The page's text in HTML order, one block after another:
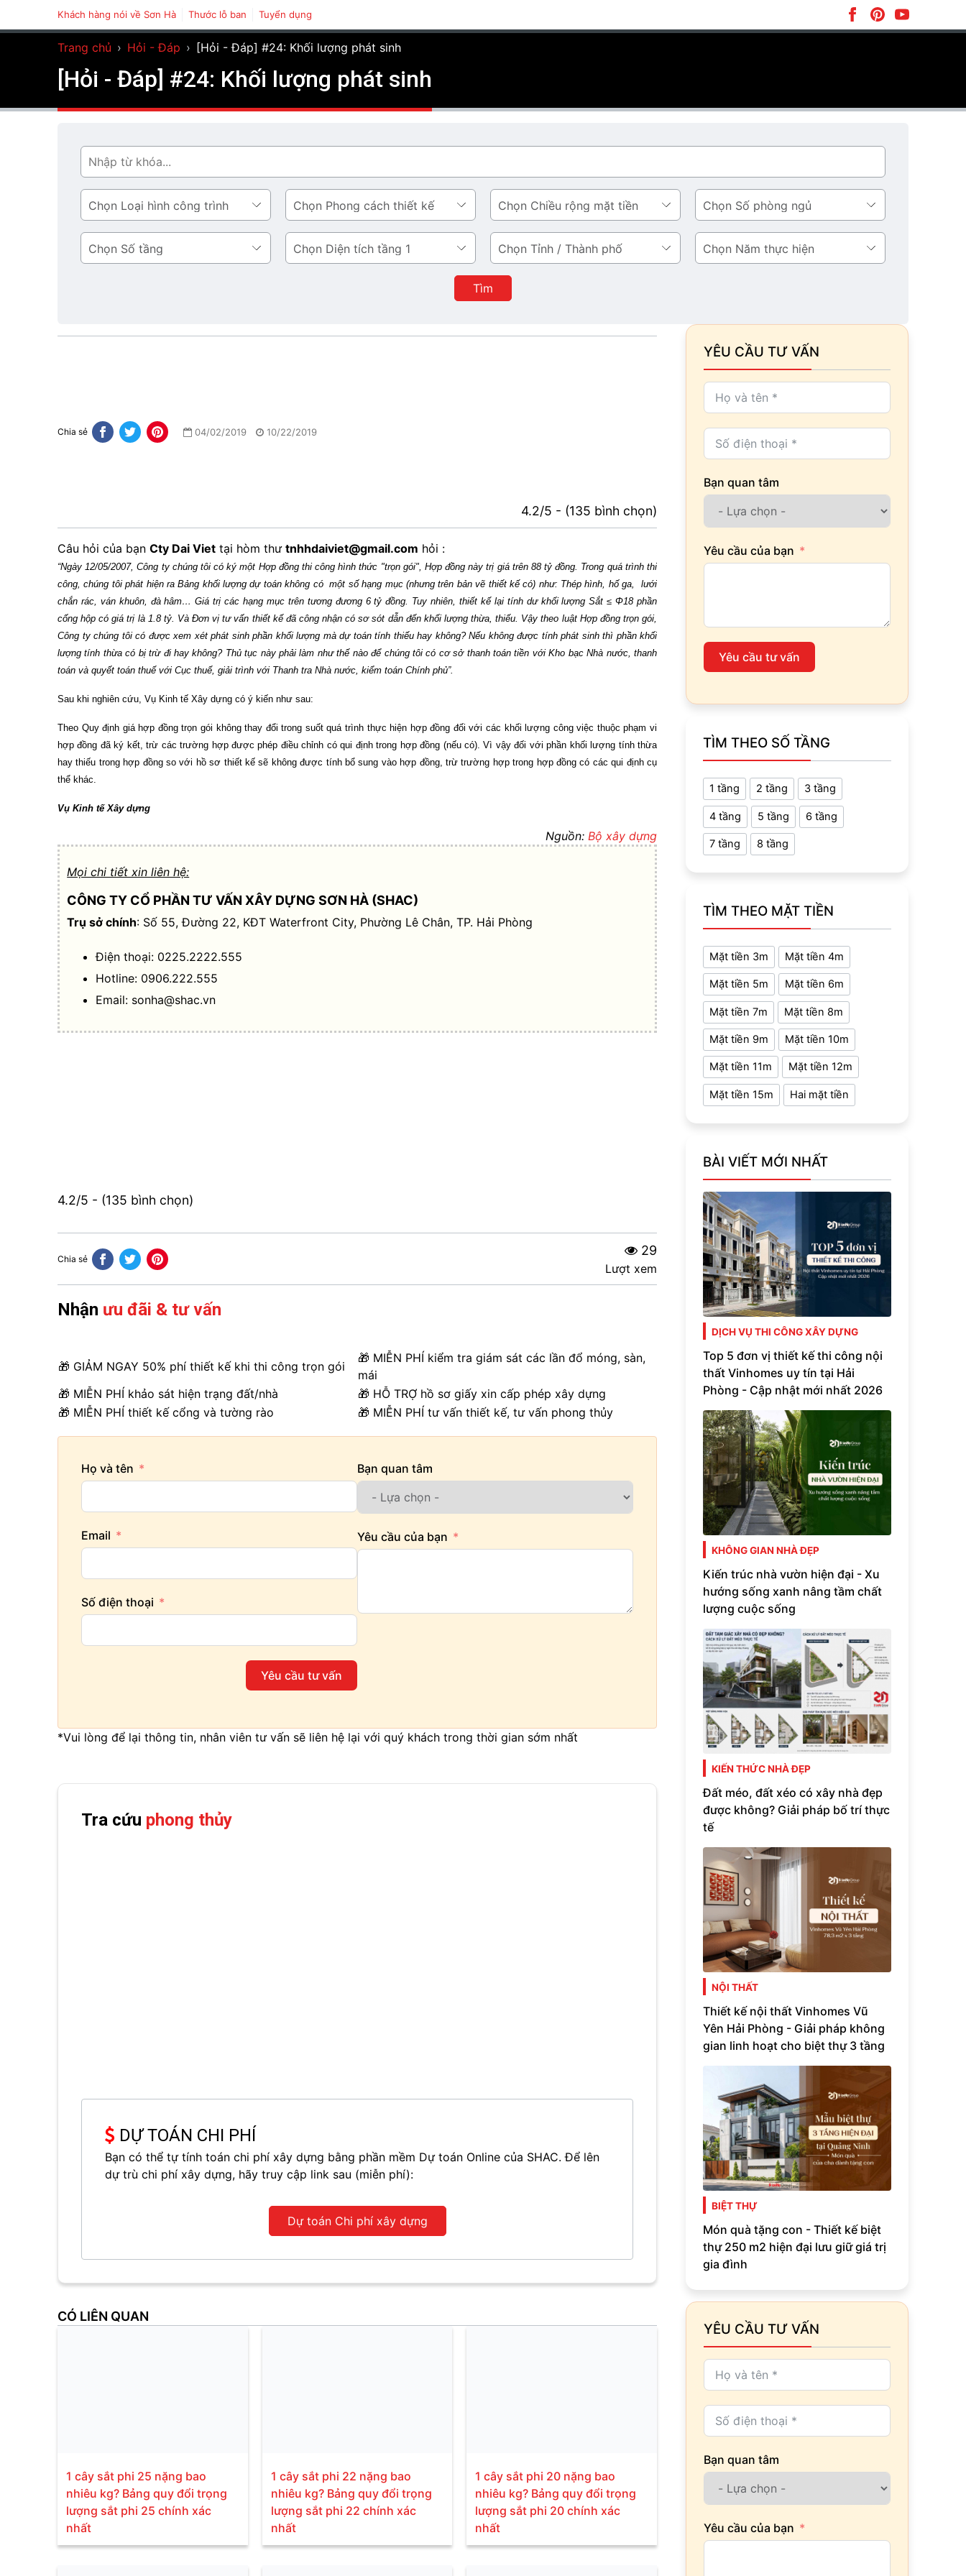
Khách hàng nói về Sơn Hà Thước lỗ ban Tuyển dụng
Trang chủ › Hỏi - Đáp › [Hỏi - Đáp] #24: Khối lượng phát sinh
[Hỏi - Đáp] #24: Khối lượng phát sinh
Tìm
Loại
hình
công
trình
Phong
cách
thiết
kế
Chiều
rộng
mặt
tiền
Số
phòng
ngủ
Số
tầng
Diện
tích
Tỉnh
/
Thành
phố
Năm
thực
Tìm
Chia sẻ 04/02/2019 10/22/2019
4.2/5 - (135 bình chọn)
Câu hỏi của bạn Cty Dai Viet tại hòm thư tnhhdaiviet@gmail.com hỏi :
“Ngày 12/05/2007, Công ty chúng tôi có ký một Hợp đồng thi công hình thức "trọn gói", Hợp đồng này trị giá trên 88 tỷ đồng. Trong quá trình thi
công, chúng tôi phát hiện ra Bảng khối lượng dự toán không có một số hạng mục (nhưng trên bản vẽ thiết kế có) như: Thép hình, hố ga, lưới
chắn rác, ván khuôn, đà hâm… Giá trị các hạng mục trên tương đương 6 tỷ đồng. Tuy nhiên, thiết kế lại tính dư khối lượng Sắt ≤ Φ18 phần
cống hộp có giá trị là 1.8 tỷ. Và Đơn vị tư vấn thiết kế đã công nhận có sơ sót dẫn đến khối lượng thừa, thiếu. Vậy theo luật Hợp đồng trọn gói,
Công ty chúng tôi có được xem xét phát sinh phần khối lượng mà dự toán tính thiếu hay không? Nếu không được tính phát sinh thì phần khối
lượng tính thừa có bị trừ đi hay không? Thủ tục này phải làm như thế nào để chúng tôi có cơ sở thanh toán tiền với Kho bạc Nhà nước, thanh
toán và quyết toán thuế với Cục thuế, giải trình với Thanh tra Nhà nước, kiểm toán Chính phủ”.
Sau khi nghiên cứu, Vụ Kinh tế Xây dựng có ý kiến như sau:
Theo Quy định giá hợp đồng trọn gói không thay đổi trong suốt quá trình thực hiện hợp đồng đối với các khối lượng công việc thuộc phạm vi
hợp đồng đã ký kết, trừ các trường hợp được phép điều chỉnh có qui định trong hợp đồng (nếu có). Vì vậy đối với phần khối lượng tính thừa
hay thiếu trong hợp đồng so với hồ sơ thiết kế sẽ không được tính bổ sung vào hợp đồng, trừ trường hợp trong hợp đồng có các qui định cụ
thể khác.
Vụ Kinh tế Xây dựng
Nguồn: Bộ xây dựng
Mọi chi tiết xin liên hệ:
CÔNG TY CỔ PHẦN TƯ VẤN XÂY DỰNG SƠN HÀ (SHAC)
Trụ sở chính: Số 55, Đường 22, KĐT Waterfront City, Phường Lê Chân, TP. Hải Phòng
Điện thoại: 0225.2222.555
Hotline: 0906.222.555
Email: sonha@shac.vn
4.2/5 - (135 bình chọn)
Chia sẻ
29
Lượt xem
Nhận ưu đãi & tư vấn
🎁 GIẢM NGAY 50% phí thiết kế khi thi công trọn gói
🎁 MIỄN PHÍ kiểm tra giám sát các lần đổ móng, sàn,
mái
🎁 MIỄN PHÍ khảo sát hiện trạng đất/nhà
🎁 HỖ TRỢ hồ sơ giấy xin cấp phép xây dựng
🎁 MIỄN PHÍ thiết kế cổng và tường rào
🎁 MIỄN PHÍ tư vấn thiết kế, tư vấn phong thủy
Họ và tên
Email
Số điện thoại
Yêu cầu tư vấn
Bạn quan tâm
Yêu cầu của bạn
*Vui lòng để lại thông tin, nhân viên tư vấn sẽ liên hệ lại với quý khách trong thời gian sớm nhất
Tra cứu phong thủy
DỰ TOÁN CHI PHÍ
Bạn có thể tự tính toán chi phí xây dựng bằng phần mềm Dự toán Online của SHAC. Để lên
dự trù chi phí xây dựng, hãy truy cập link sau (miễn phí):
Dự toán Chi phí xây dựng
CÓ LIÊN QUAN
1 cây sắt phi 25 nặng bao
nhiêu kg? Bảng quy đổi trọng
lượng sắt phi 25 chính xác
nhất
1 cây sắt phi 22 nặng bao
nhiêu kg? Bảng quy đổi trọng
lượng sắt phi 22 chính xác
nhất
1 cây sắt phi 20 nặng bao
nhiêu kg? Bảng quy đổi trọng
lượng sắt phi 20 chính xác
nhất
YÊU CẦU TƯ VẤN
Bạn quan tâm
Yêu cầu của bạn
Yêu cầu tư vấn
TÌM THEO SỐ TẦNG
1 tầng 2 tầng 3 tầng
4 tầng 5 tầng 6 tầng
7 tầng 8 tầng
TÌM THEO MẶT TIỀN
Mặt tiền 3m Mặt tiền 4m
Mặt tiền 5m Mặt tiền 6m
Mặt tiền 7m Mặt tiền 8m
Mặt tiền 9m Mặt tiền 10m
Mặt tiền 11m Mặt tiền 12m
Mặt tiền 15m Hai mặt tiền
BÀI VIẾT MỚI NHẤT
DỊCH VỤ THI CÔNG XÂY DỰNG
Top 5 đơn vị thiết kế thi công nội
thất Vinhomes uy tín tại Hải
Phòng - Cập nhật mới nhất 2026
KHÔNG GIAN NHÀ ĐẸP
Kiến trúc nhà vườn hiện đại - Xu
hướng sống xanh nâng tầm chất
lượng cuộc sống
KIẾN THỨC NHÀ ĐẸP
Đất méo, đất xéo có xây nhà đẹp
được không? Giải pháp bố trí thực
tế
NỘI THẤT
Thiết kế nội thất Vinhomes Vũ
Yên Hải Phòng - Giải pháp không
gian linh hoạt cho biệt thự 3 tầng
BIỆT THỰ
Món quà tặng con - Thiết kế biệt
thự 250 m2 hiện đại lưu giữ giá trị
gia đình
YÊU CẦU TƯ VẤN
Bạn quan tâm
Yêu cầu của bạn